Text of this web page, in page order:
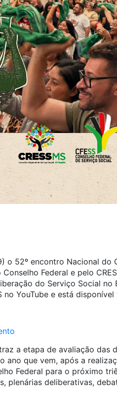
52º encontro Nacional do
Federal e pelo
do Serviço Social
no YouTube e está
a etapa de avaliação
ano que vem, após a
Federal para o próximo
plenárias deliberativas,